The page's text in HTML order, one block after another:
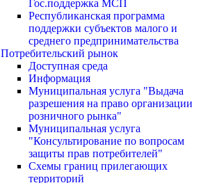
Гос.поддержка МСП
Республиканская программа
поддержки субъектов малого и
среднего предпринимательства
Потребительский рынок
Доступная среда
Информация
Муниципальная услуга "Выдача
разрешения на право организации
розничного рынка"
Муниципальная услуга
"Консультирование по вопросам
защиты прав потребителей"
Схемы границ прилегающих
территорий